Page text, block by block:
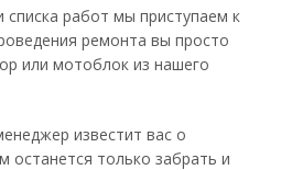
работ мы приступаем к
ремонта вы просто
или мотоблок из нашего
известит вас о
останется только забрать и